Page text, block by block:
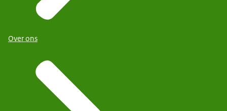
Over ons